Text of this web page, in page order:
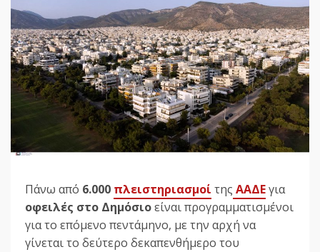
Πάνω από 6.000 πλειστηριασμοί της ΑΑΔΕγια
οφειλές στο Δημόσιοείναι προγραμματισμένοι
για το επόμενο πεντάμηνο, με την αρχή να
γίνεται το δεύτερο δεκαπενθήμερο του